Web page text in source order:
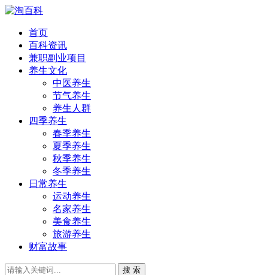
首页
百科资讯
兼职副业项目
养生文化
中医养生
节气养生
养生人群
四季养生
春季养生
夏季养生
秋季养生
冬季养生
日常养生
运动养生
名家养生
美食养生
旅游养生
财富故事
搜 索